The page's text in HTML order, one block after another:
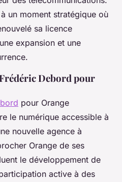
un moment stratégique où
sa licence
expansion et une
Debord pour
pour Orange
le numérique accessible à
nouvelle agence à
Orange de ses
le développement de
active à des